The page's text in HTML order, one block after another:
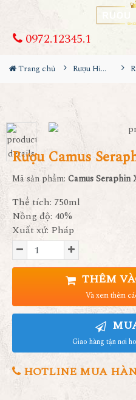
0972.12345.1
Trang chủ Rượu Hiếm - Cũ
Rượu Camus
Mã sản phẩm: Camus Seraphin
Thể tích: 750ml
Nồng độ: 40%
Xuất xứ: Pháp
THÊM
Và xem thêm
Giao hàng tận nơi
HOTLINE MUA